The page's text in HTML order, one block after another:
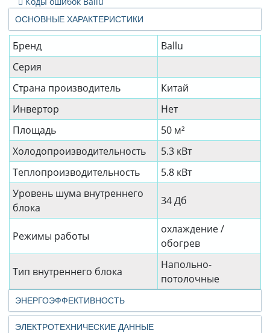
ОСНОВНЫЕ ХАРАКТЕРИСТИКИ
Бренд
Ballu
Серия
Страна производитель
Китай
Инвертор
Нет
Площадь
50 м²
Холодопроизводительность
5.3 кВт
Теплопроизводительность
5.8 кВт
Уровень шума внутреннего
блока
34 Дб
Режимы работы
охлаждение /
обогрев
Тип внутреннего блока
Напольно-
потолочные
ЭНЕРГОЭФФЕКТИВНОСТЬ
ЭЛЕКТРОТЕХНИЧЕСКИЕ ДАННЫЕ